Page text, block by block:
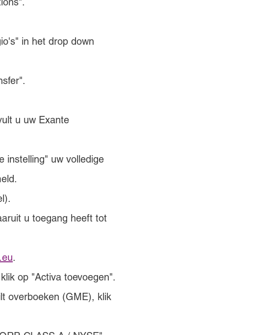
in het drop down
u uw Exante
instelling" uw volledige
u toegang heeft tot
.
op "Activa toevoegen".
overboeken (GME), klik